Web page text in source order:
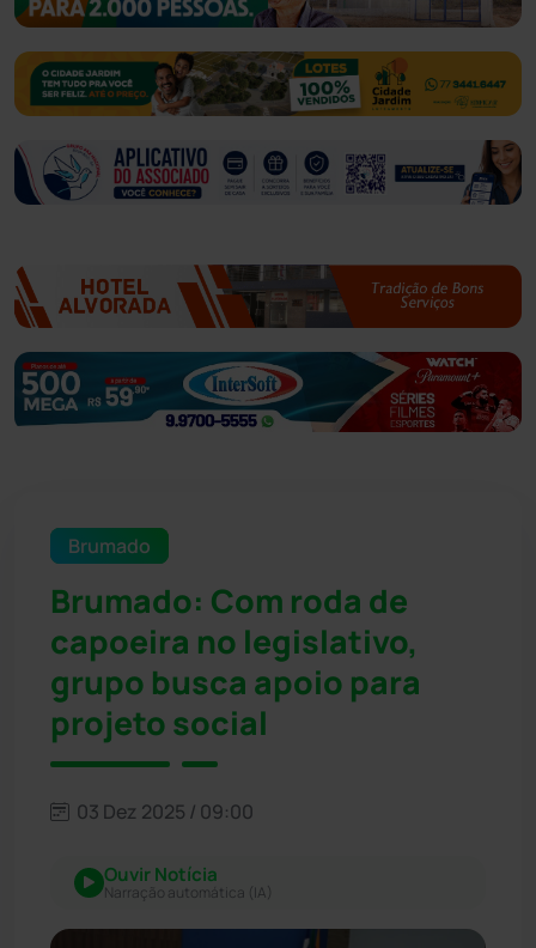
Brumado
Brumado: Com roda de
capoeira no legislativo,
grupo busca apoio para
projeto social
03 Dez 2025 / 09:00
Ouvir Notícia
Narração automática (IA)